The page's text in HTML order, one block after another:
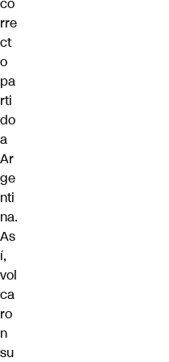
rre
ct
o
pa
rti
do
a
Ar
ge
nti
na.
As
í,
vol
ca
ro
n
su